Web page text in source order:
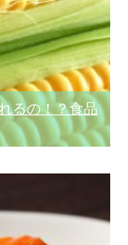
るの！？食品